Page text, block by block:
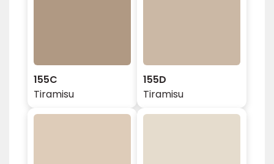
155C
Tiramisu
155D
Tiramisu